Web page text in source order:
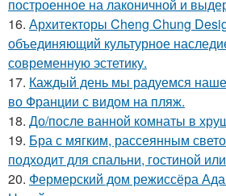
построенное на лаконичной и
16. Архитекторы Cheng Chung
объединяющий культурное
современную эстетику.
17. Каждый день мы радуемся
во Франции с видом на пляж.
18. До/после ванной комнаты в
19. Бра с мягким, рассеянным
подходит для спальни, гостиной
20. Фермерский дом режиссёра